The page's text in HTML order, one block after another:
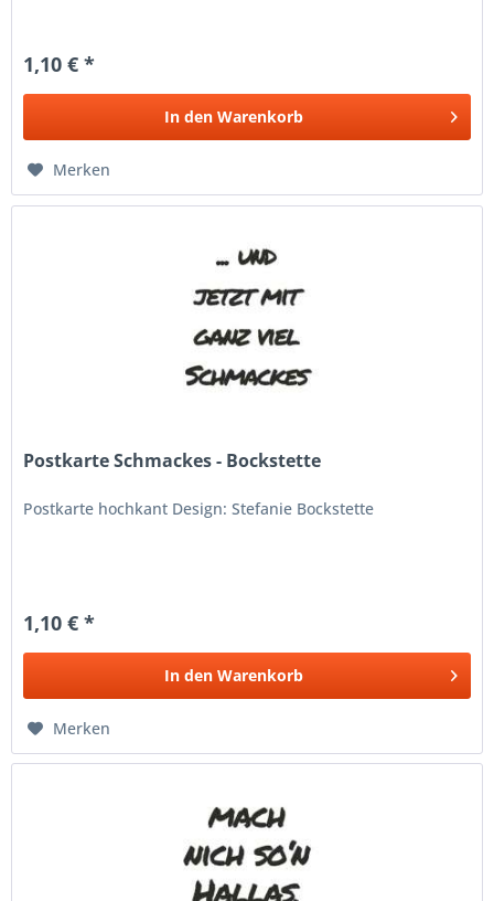
1,10 € *
In den Warenkorb
Merken
Postkarte Schmackes - Bockstette
Postkarte hochkant Design: Stefanie Bockstette
1,10 € *
In den Warenkorb
Merken